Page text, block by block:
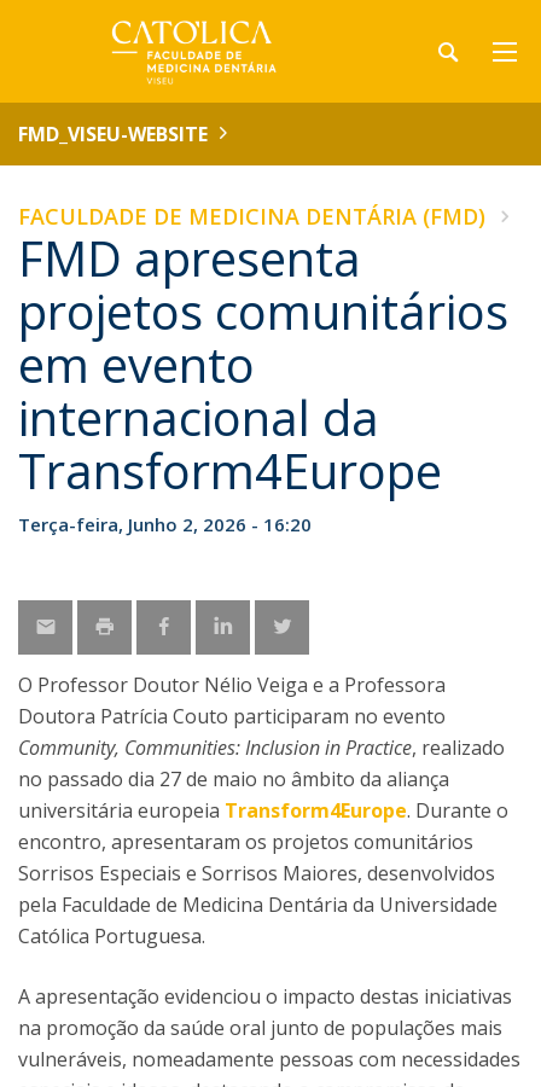
FMD_VISEU-WEBSITE
FACULDADE DE MEDICINA DENTÁRIA (FMD)
FMD apresenta
projetos comunitários
em evento
internacional da
Transform4Europe
Terça-feira, Junho 2, 2026 - 16:20
O Professor Doutor Nélio Veiga e a Professora
Doutora Patrícia Couto participaram no evento
Community, Communities: Inclusion in Practice, realizado
no passado dia 27 de maio no âmbito da aliança
universitária europeia Transform4Europe. Durante o
encontro, apresentaram os projetos comunitários
Sorrisos Especiais e Sorrisos Maiores, desenvolvidos
pela Faculdade de Medicina Dentária da Universidade
Católica Portuguesa.
A apresentação evidenciou o impacto destas iniciativas
na promoção da saúde oral junto de populações mais
vulneráveis, nomeadamente pessoas com necessidades